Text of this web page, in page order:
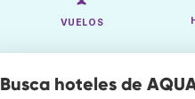
VUELOS
Busca hoteles de